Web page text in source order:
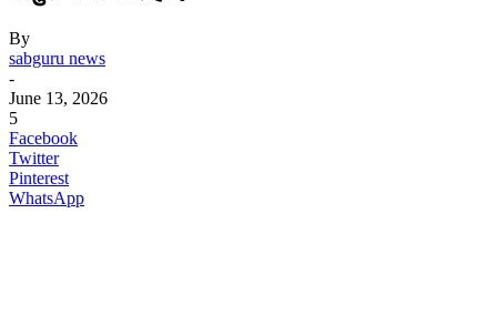
By
sabguru news
-
June 13, 2026
5
Facebook
Twitter
Pinterest
WhatsApp